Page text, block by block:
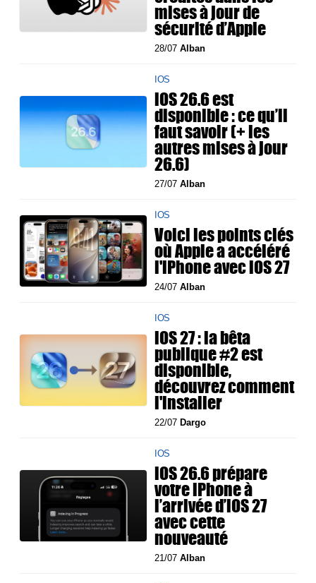
mises à jour de
sécurité d’Apple
28/07Alban
IOS
iOS 26.6 est
disponible : ce qu’il
faut savoir (+ les
autres mises à jour
26.6)
27/07Alban
IOS
Voici les points clés
où Apple a accéléré
l'iPhone avec iOS 27
24/07Alban
IOS
iOS 27 : la bêta
publique #2 est
disponible,
découvrez comment
l'installer
22/07 Dargo
IOS
iOS 26.6 prépare
votre iPhone à
l’arrivée d’iOS 27
avec cette
nouveauté
21/07Alban